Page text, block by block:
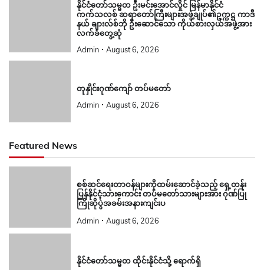
နိုင်ငံတော်သမ္မတ ဦးမင်းအောင်လှိုင် မြန်မာနိုင်ငံ
ကက်သလစ် ဆရာတော်ကြီးများအဖွဲ့ချုပ်၏ဥက္ကဋ္ဌ ကာဒီ
နယ် ချားလ်စ်ဘို ဦးဆောင်သော ကိုယ်စားလှယ်အဖွဲ့အား
လက်ခံတွေ့ဆုံ
Admin August 6, 2026
တုနှိုင်းဂုဏ်ကျော် တပ်မတော်
Admin August 6, 2026
Featured News
စစ်ဆင်ရေးတာဝန်များကိုထမ်းဆောင်ခဲ့သည့် ရှေ့တန်း
ပြန်နိုင်ငံ့သားကောင်း တပ်မတော်သားများအား ဂုဏ်ပြု
ကြိုဆိုပွဲအခမ်းအနားကျင်းပ
Admin August 6, 2026
နိုင်ငံတော်သမ္မတ ထိုင်းနိုင်ငံသို့ ရောက်ရှိ